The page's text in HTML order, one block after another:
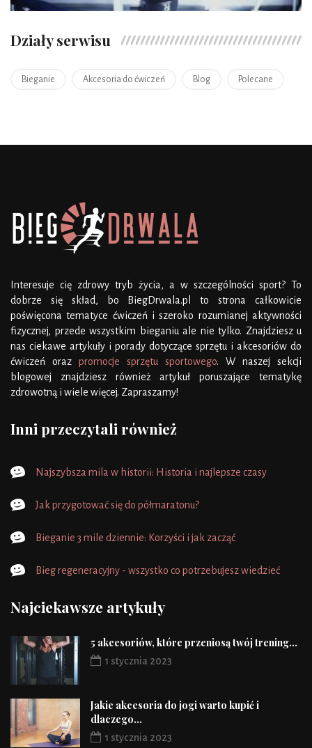
Działy serwisu
Bieganie Akcesoria do ćwiczeń Blog Polecane
Interesuje cię zdrowy tryb życia, a w szczególności sport? To
dobrze się skład, bo BiegDrwala.pl to strona całkowicie
poświęcona tematyce ćwiczeń i szeroko rozumianej aktywności
fizycznej, przede wszystkim bieganiu ale nie tylko. Znajdziesz u
nas ciekawe artykuły i porady dotyczące sprzętu i akcesoriów do
ćwiczeń oraz promocje sprzętu sportowego. W naszej sekcji
blogowej znajdziesz również artykuł poruszające tematykę
zdrowotną i wiele więcej. Zapraszamy!
Inni przeczytali również
Najszybsza mila w historii: Historia i najlepsze czasy
Jak przygotować się do półmaratonu?
Bieganie 3 mile dziennie: Korzyści i jak zacząć
Bieg regeneracyjny - wszystko co potrzebujesz wiedzieć
Najciekawsze artykuły
5 akcesoriów, które przeniosą twój trening...
1 stycznia 2023
Jakie akcesoria do jogi warto kupić i
dlaczego...
1 stycznia 2023